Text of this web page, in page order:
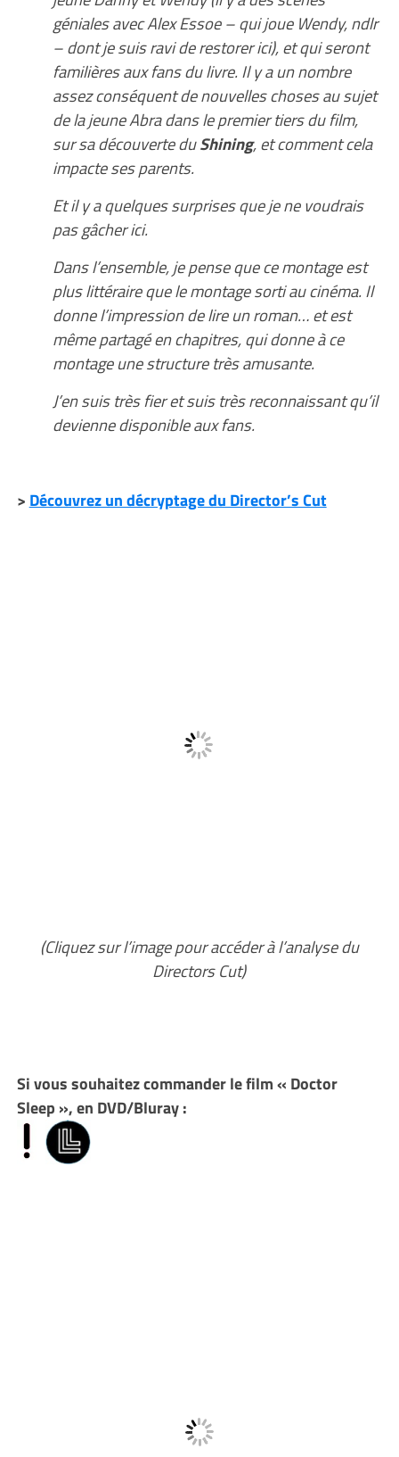
géniales avec Alex Essoe – qui joue Wendy, ndlr
– dont je suis ravi de restorer ici), et qui seront
familières aux fans du livre. Il y a un nombre
assez conséquent de nouvelles choses au sujet
de la jeune Abra dans le premier tiers du film,
sur sa découverte duShining, et comment cela
impacte ses parents.
Et il y a quelques surprises que je ne voudrais
pas gâcher ici.
Dans l’ensemble, je pense que ce montage est
plus littéraire que le montage sorti au cinéma. Il
donne l’impression de lire un roman… et est
même partagé en chapitres, qui donne à ce
montage une structure très amusante.
J’en suis très fier et suis très reconnaissant qu’il
devienne disponible aux fans.
> Découvrez un décryptage du Director’s Cut
(Cliquez sur l’image pour accéder à l’analyse du
Directors Cut)
Si vous souhaitez commander le film « Doctor
Sleep », en DVD/Bluray :